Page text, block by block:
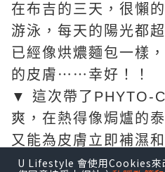
在布吉的三天，很懶
游泳，每天的陽光都
已經像烘燶麵包一樣
的皮膚⋯⋯幸好！！
▼ 這次帶了PHYTO-
爽，在熱得像焗爐的
又能為皮膚立即補濕
的護膚品不用多，一
U Lifestyle 會使用Cookies來